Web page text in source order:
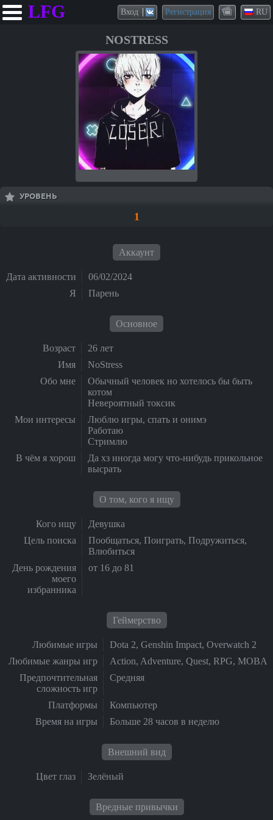
LFG Вход Регистрация RU
NOSTRESS
УРОВЕНЬ
1
Аккаунт
Дата активности
06/02/2024
Я
Парень
Основное
Возраст
26 лет
Имя
NoStress
Обо мне
Обычный человек но хотелось бы быть
котом
Невероятный токсик
Мои интересы
Люблю игры, спать и онимэ
Работаю
Стримлю
В чём я хорош
Да хз иногда могу что-нибудь прикольное
высрать
О том, кого я ищу
Кого ищу
Девушка
Цель поиска
Пообщаться, Поиграть, Подружиться,
Влюбиться
День рождения
моего
избранника
от 16 до 81
Геймерство
Любимые игры
Dota 2, Genshin Impact, Overwatch 2
Любимые жанры игр
Action, Adventure, Quest, RPG, MOBA
Предпочтительная
сложность игр
Средняя
Платформы
Компьютер
Время на игры
Больше 28 часов в неделю
Внешний вид
Цвет глаз Зелёный
Вредные привычки